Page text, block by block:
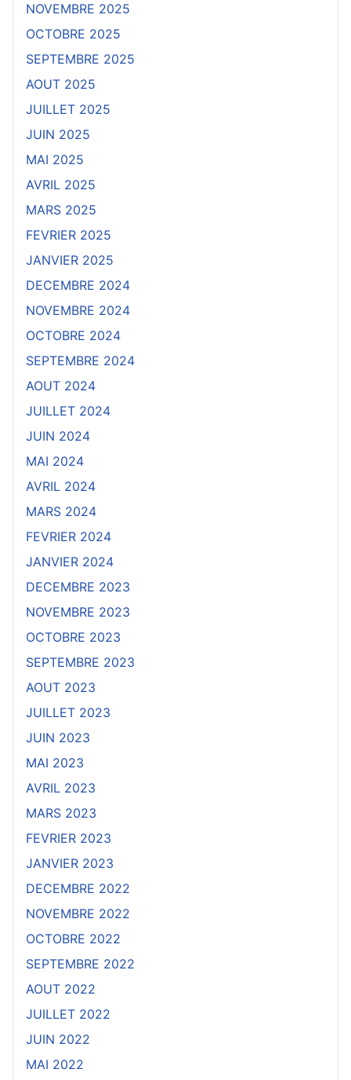
NOVEMBRE 2025
OCTOBRE 2025
SEPTEMBRE 2025
AOUT 2025
JUILLET 2025
JUIN 2025
MAI 2025
AVRIL 2025
MARS 2025
FEVRIER 2025
JANVIER 2025
DECEMBRE 2024
NOVEMBRE 2024
OCTOBRE 2024
SEPTEMBRE 2024
AOUT 2024
JUILLET 2024
JUIN 2024
MAI 2024
AVRIL 2024
MARS 2024
FEVRIER 2024
JANVIER 2024
DECEMBRE 2023
NOVEMBRE 2023
OCTOBRE 2023
SEPTEMBRE 2023
AOUT 2023
JUILLET 2023
JUIN 2023
MAI 2023
AVRIL 2023
MARS 2023
FEVRIER 2023
JANVIER 2023
DECEMBRE 2022
NOVEMBRE 2022
OCTOBRE 2022
SEPTEMBRE 2022
AOUT 2022
JUILLET 2022
JUIN 2022
MAI 2022